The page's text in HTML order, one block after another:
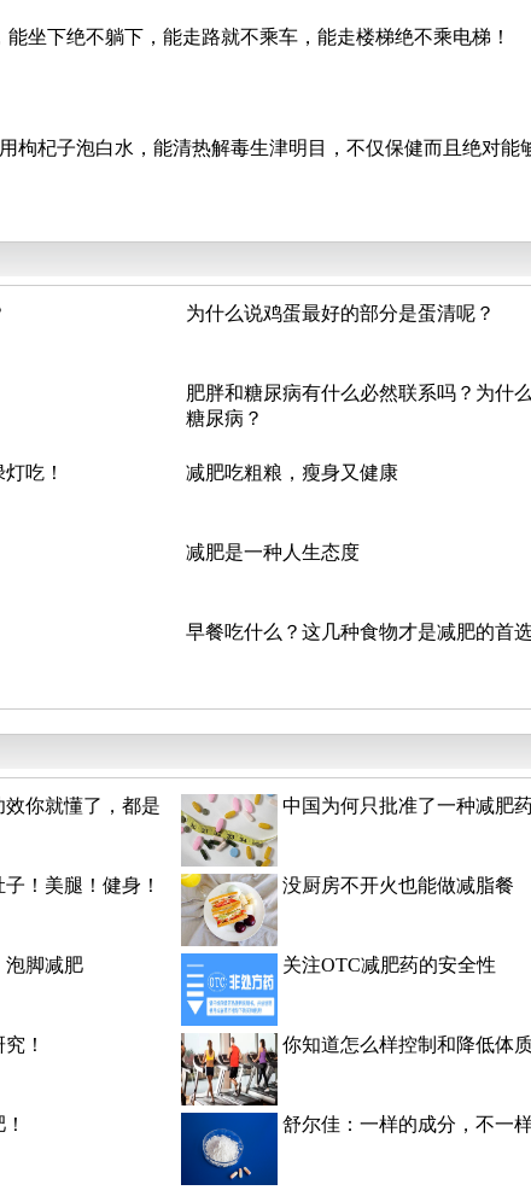
坐下绝不躺下，能走路就不乘车，能走楼梯绝不乘电梯！
枸杞子泡白水，能清热解毒生津明目，不仅保健而且绝对能
为什么说鸡蛋最好的部分是蛋清呢？
肥胖和糖尿病有什么必然联系吗？为什
糖尿病？
吃！ 减肥吃粗粮，瘦身又健康
减肥是一种人生态度
早餐吃什么？这几种食物才是减肥的首选
你就懂了，都是
中国为何只批准了一种减肥
！美腿！健身！ 没厨房不开火也能做减脂餐
泡脚减肥 关注OTC减肥药的安全性
！ 你知道怎么样控制和降低体
舒尔佳：一样的成分，不一